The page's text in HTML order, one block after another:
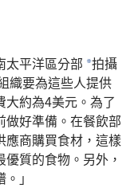
太平洋區分部 a拍攝
織要為這些人提供
約為4美元。為了
好準備。在餐飲部
應商購買食材，這樣
質的食物。另外，
」